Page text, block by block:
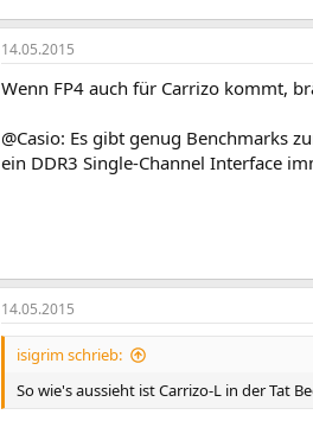
14.05.2015
Wenn FP4 auch für Carrizo kommt,
@Casio: Es gibt genug Benchmarks
ein DDR3 Single-Channel Interface
14.05.2015
isigrim schrieb:
So wie's aussieht ist Carrizo-L in der Tat